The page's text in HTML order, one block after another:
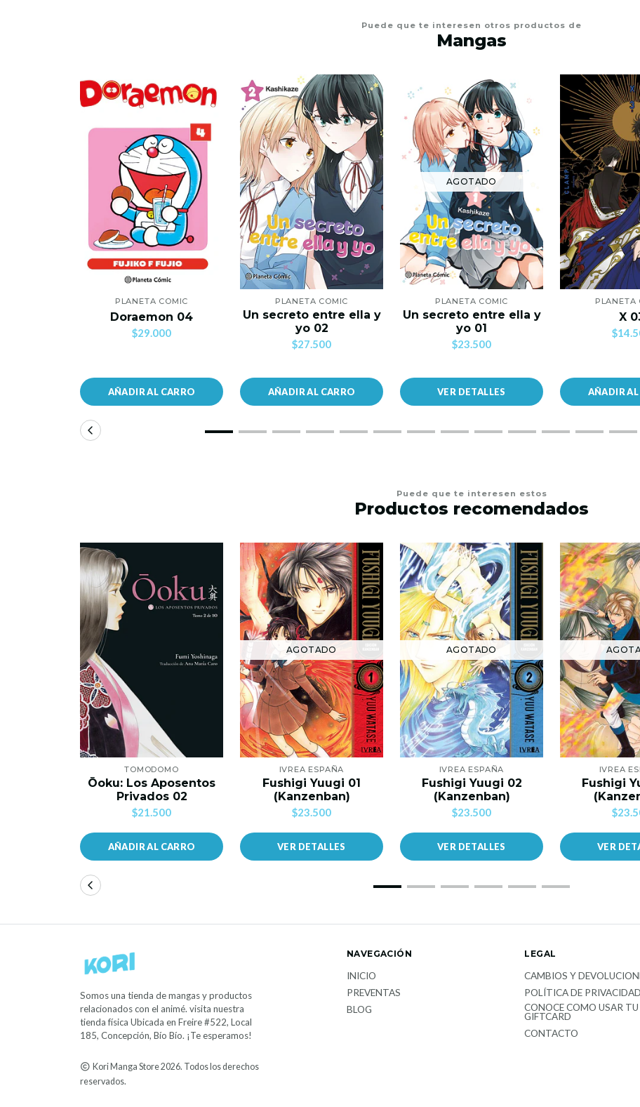
Puede que te interesen otros productos de
Mangas
PLANETA COMIC
Doraemon 04
$29.000
AÑADIR AL CARRO
PLANETA COMIC
Un secreto entre ella y
yo 02
$27.500
AÑADIR AL CARRO
AGOTADO
PLANETA COMIC
Un secreto entre ella y
yo 01
$23.500
VER DETALLES
PLANETA
X
AÑADIR
Puede que te interesen estos
Productos recomendados
TOMODOMO
Ōoku: Los Aposentos
Privados 02
$21.500
AÑADIR AL CARRO
AGOTADO
IVREA ESPAÑA
Fushigi Yuugi 01
(Kanzenban)
$23.500
VER DETALLES
AGOTADO
IVREA ESPAÑA
Fushigi Yuugi 02
(Kanzenban)
$23.500
VER DETALLES
IVREA
Fushigi
VER
Somos una tienda de mangas y productos
relacionados con el animé. visita nuestra
tienda física Ubicada en Freire #522, Local
185, Concepción, Bío Bío. ¡Te esperamos!
Kori Manga Store 2026. Todos los derechos
reservados.
NAVEGACIÓN
INICIO
PREVENTAS
BLOG
LEGAL
CAMBIOS Y
POLÍTICA DE PRIVACIDAD
CONOCE COMO USAR TU
GIFTCARD
CONTACTO